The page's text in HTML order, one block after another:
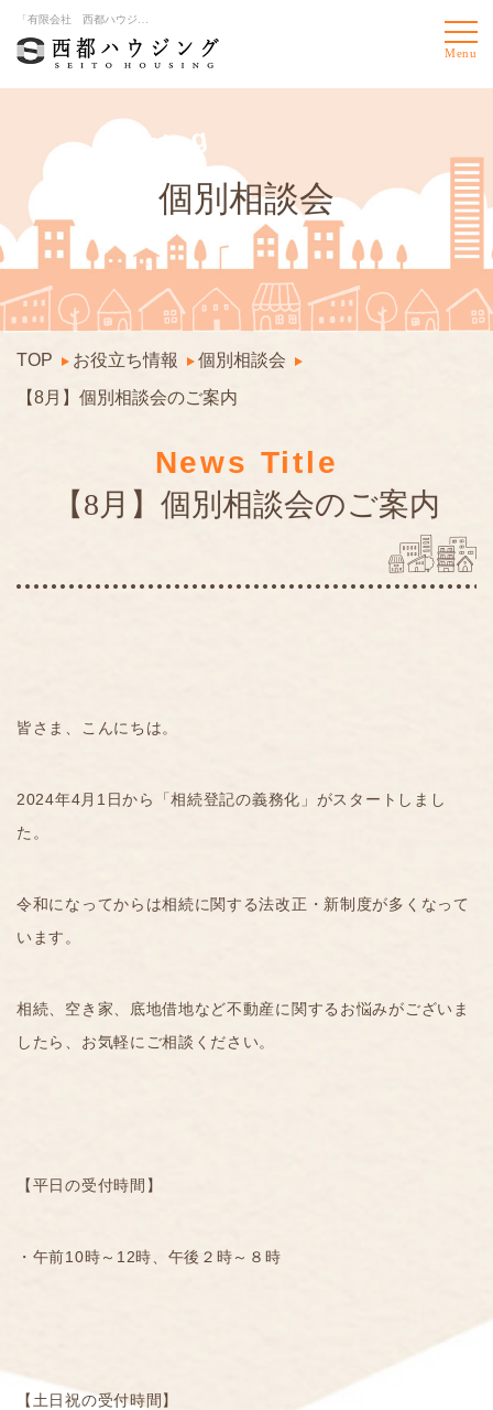
Blog
個別相談会
TOP お役立ち情報
個別相談会
【8月】個別相談会のご案内
News Title
【8月】個別相談会のご案内
皆さま、こんにちは。
2024年4月1日から「相続登記の義務化」がスタートしまし
た。
令和になってからは相続に関する法改正・新制度が多くなって
います。
相続、空き家、底地借地など不動産に関するお悩みがございま
したら、お気軽にご相談ください。
【平日の受付時間】
・午前10時～12時、午後２時～８時
【土日祝の受付時間】